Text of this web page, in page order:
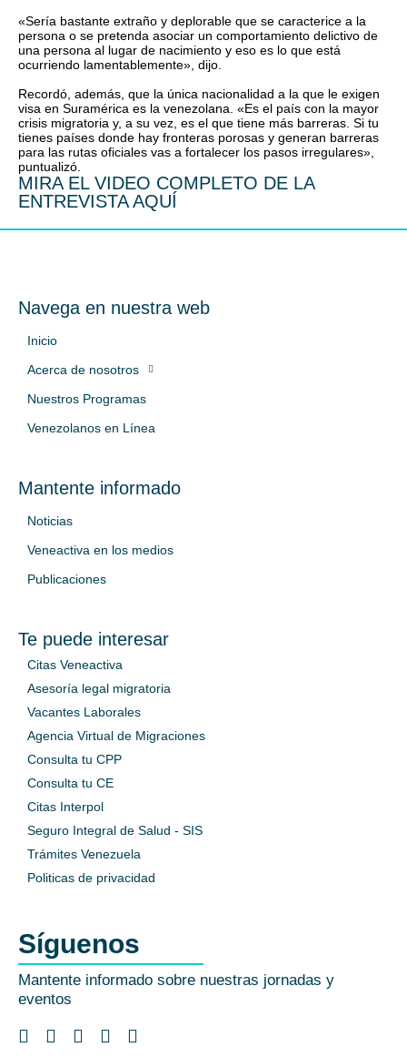
«Sería bastante extraño y deplorable que se caracterice a la
persona o se pretenda asociar un comportamiento delictivo de
una persona al lugar de nacimiento y eso es lo que está
ocurriendo lamentablemente», dijo.
Recordó, además, que la única nacionalidad a la que le exigen
visa en Suramérica es la venezolana. «Es el país con la mayor
crisis migratoria y, a su vez, es el que tiene más barreras. Si tu
tienes países donde hay fronteras porosas y generan barreras
para las rutas oficiales vas a fortalecer los pasos irregulares»,
puntualizó.
MIRA EL VIDEO COMPLETO DE LA
ENTREVISTA AQUÍ
Navega en nuestra web
Inicio
Acerca de nosotros
Nuestros Programas
Venezolanos en Línea
Mantente informado
Noticias
Veneactiva en los medios
Publicaciones
Te puede interesar
Citas Veneactiva
Asesoría legal migratoria
Vacantes Laborales
Agencia Virtual de Migraciones
Consulta tu CPP
Consulta tu CE
Citas Interpol
Seguro Integral de Salud - SIS
Trámites Venezuela
Politicas de privacidad
Síguenos
Mantente informado sobre nuestras jornadas y
eventos